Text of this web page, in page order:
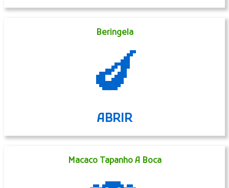
Beringela
🍆
ABRIR
Macaco Tapanho A Boca